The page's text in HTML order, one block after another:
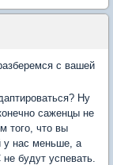
с вашей
Ну
саженцы не
того, что вы
у нас меньше, а
будут успевать.